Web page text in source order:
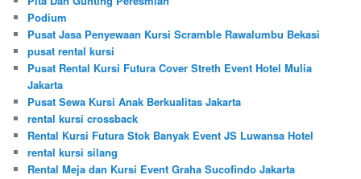
Podium
Pusat Jasa Penyewaan Kursi Scramble Rawalumbu Bekasi
pusat rental kursi
Pusat Rental Kursi Futura Cover Streth Event Hotel Mulia
Jakarta
Pusat Sewa Kursi Anak Berkualitas Jakarta
rental kursi crossback
Rental Kursi Futura Stok Banyak Event JS Luwansa Hotel
rental kursi silang
Rental Meja dan Kursi Event Graha Sucofindo Jakarta